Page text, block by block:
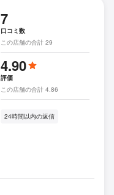
7
口コミ数
この店舗の合計 29
4.90
評価
この店舗の合計 4.86
24時間以内の返信